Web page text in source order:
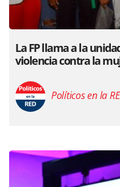
La FP llama a la
violencia contra la
Políticos en la